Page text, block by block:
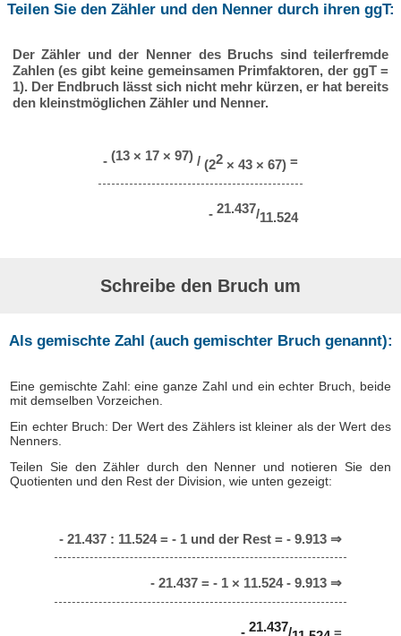
Teilen Sie den Zähler und den Nenner durch ihren ggT:
Der Zähler und der Nenner des Bruchs sind teilerfremde
Zahlen (es gibt keine gemeinsamen Primfaktoren, der ggT =
1). Der Endbruch lässt sich nicht mehr kürzen, er hat bereits
den kleinstmöglichen Zähler und Nenner.
- (13 × 17 × 97) / (22 × 43 × 67) =
- 21.437/11.524
Schreibe den Bruch um
Als gemischte Zahl (auch gemischter Bruch genannt):
Eine gemischte Zahl: eine ganze Zahl und ein echter Bruch, beide
mit demselben Vorzeichen.
Ein echter Bruch: Der Wert des Zählers ist kleiner als der Wert des
Nenners.
Teilen Sie den Zähler durch den Nenner und notieren Sie den
Quotienten und den Rest der Division, wie unten gezeigt:
- 21.437 : 11.524 = - 1 und der Rest = - 9.913 ⇒
- 21.437 = - 1 × 11.524 - 9.913 ⇒
- 21.437/ =